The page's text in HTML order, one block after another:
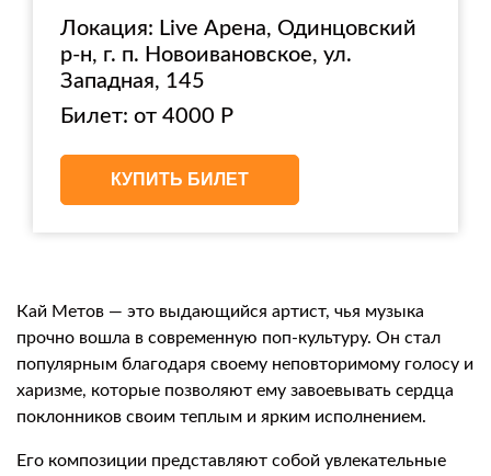
Локация: Live Арена, Одинцовский
р-н, г. п. Новоивановское, ул.
Западная, 145
Билет: от 4000 Р
КУПИТЬ БИЛЕТ
Кай Метов — это выдающийся артист, чья музыка
прочно вошла в современную поп-культуру. Он стал
популярным благодаря своему неповторимому голосу и
харизме, которые позволяют ему завоевывать сердца
поклонников своим теплым и ярким исполнением.
Его композиции представляют собой увлекательные